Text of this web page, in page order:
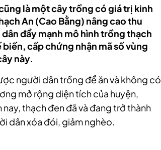
là một cây trồng có giá trị kinh
An (Cao Bằng) nâng cao thu
đẩy mạnh mô hình trồng thạch
cấp chứng nhận mã số vùng
này.
người dân trồng để ăn và không có
mở rộng diện tích của huyện,
thạch đen đã và đang trở thành
dân xóa đói, giảm nghèo.